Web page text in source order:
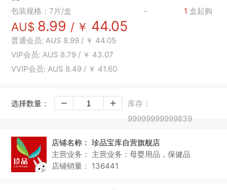
包装规格：7片/盒 - 1 盒起购
AU$ 8.99 / ￥ 44.05
普通会员:AUS 8.99 / ￥ 44.05
VIP会员:AUS 8.79 / ￥ 43.07
VVIP会员:AUS 8.49 / ￥ 41.60
选择数量：
库存：
99999999999839
店铺名称： 珍品宝库自营旗舰店
主营业务： 主营业务：母婴用品，保健品
店铺销量： 136441